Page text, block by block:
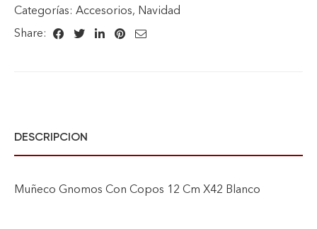
Categorías: Accesorios, Navidad
Share:
DESCRIPCION
Muñeco Gnomos Con Copos 12 Cm X42 Blanco